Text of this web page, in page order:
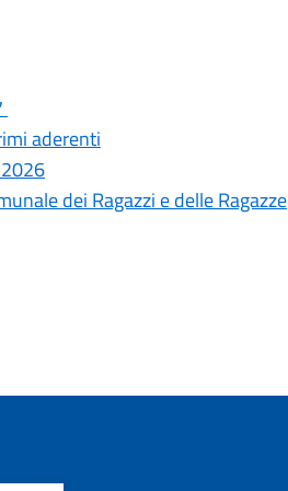
aderenti
dei Ragazzi e delle Ragazze